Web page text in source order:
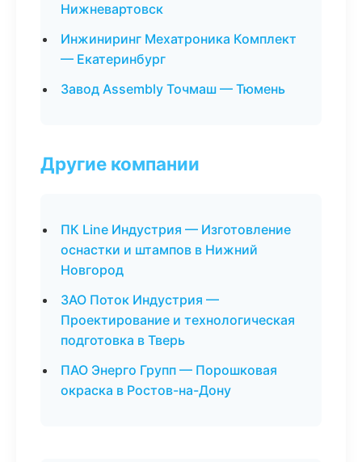
Нижневартовск
Инжиниринг Мехатроника Комплект
— Екатеринбург
Завод Assembly Точмаш — Тюмень
Другие компании
ПК Line Индустрия — Изготовление
оснастки и штампов в Нижний
Новгород
ЗАО Поток Индустрия —
Проектирование и технологическая
подготовка в Тверь
ПАО Энерго Групп — Порошковая
окраска в Ростов-на-Дону